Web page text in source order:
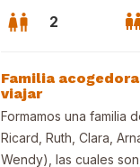
2
Familia
viajar
Formamos una familia
Ricard, Ruth, Clara,
Wendy), las cuales